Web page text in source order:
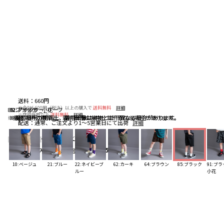
85:ブラック
※撮影場所の関係上、着用画像は実物と若干異なる場合があります。
91:ブラック_小花
※撮影場所の関係上、着用画像は実物と若干異なる場合があります。
92:アイボリー_リーフ
※撮影場所の関係上、着用画像は実物と若干異なる場合があります。
10:ベージュ 21:ブルー
22:ネイビーブ
ルー
62:カーキ 64:ブラウン 85:ブラック
91:ブラ
小花
送料 ： 660円
※合計6,600円（税込）以上の購入で 送料無料
詳細
※店頭受取なら送料無料 詳細
配送：通常、ご注文より1～5営業日にて出荷 詳細
4.8 （4） レビューを見る
お気に入りアイテム登録者数 375 人